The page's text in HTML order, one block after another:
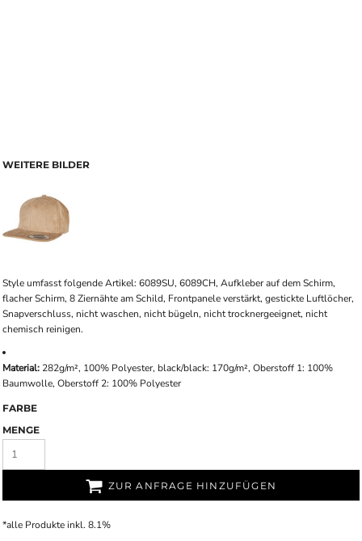
WEITERE BILDER
Style umfasst folgende Artikel: 6089SU, 6089CH, Aufkleber auf dem Schirm,
flacher Schirm, 8 Ziernähte am Schild, Frontpanele verstärkt, gestickte Luftlöcher,
Snapverschluss, nicht waschen, nicht bügeln, nicht trocknergeeignet, nicht
chemisch reinigen.
Material: 282g/m², 100% Polyester, black/black: 170g/m², Oberstoff 1: 100%
Baumwolle, Oberstoff 2: 100% Polyester
FARBE
MENGE
ZUR ANFRAGE HINZUFÜGEN
*alle Produkte inkl. 8.1%